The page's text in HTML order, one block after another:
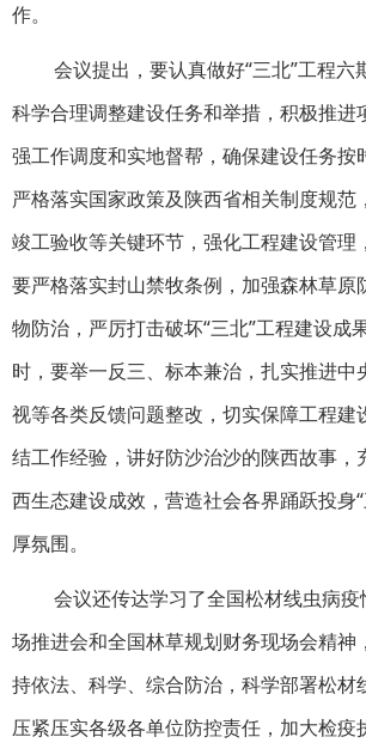
作。
会议提出，要认真做好“三北”工程六
科学合理调整建设任务和举措，积极推进
强工作调度和实地督帮，确保建设任务按
严格落实国家政策及陕西省相关制度规范
竣工验收等关键环节，强化工程建设管理
要严格落实封山禁牧条例，加强森林草原
物防治，严厉打击破坏“三北”工程建设成
时，要举一反三、标本兼治，扎实推进中
视等各类反馈问题整改，切实保障工程建
结工作经验，讲好防沙治沙的陕西故事，
西生态建设成效，营造社会各界踊跃投身
厚氛围。
会议还传达学习了全国松材线虫病
场推进会和全国林草规划财务现场会精神
持依法、科学、综合防治，科学部署松材
压紧压实各级各单位防控责任，加大检疫